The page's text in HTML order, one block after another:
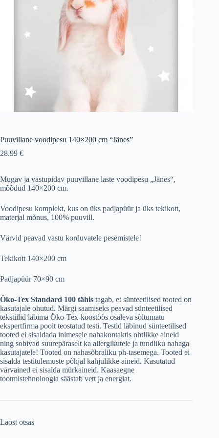
Puuvillane voodipesu 140×200 cm “Jänes”
28.99 €
Mugav ja vastupidav puuvillane laste voodipesu „Jänes“,
mõõdud 140×200 cm.
Voodipesu komplekt, kus on üks padjapüür ja üks tekikott,
materjal mõnus, 100% puuvill.
Värvid peavad vastu korduvatele pesemistele!
Tekikott 140×200 cm
Padjapüür 70×90 cm
Öko-Tex Standard 100 tähis tagab, et sünteetilised tooted on
kasutajale ohutud. Märgi saamiseks peavad sünteetilised
tekstiilid läbima Öko-Tex-koostöös osaleva sõltumatu
ekspertfirma poolt teostatud testi. Testid läbinud sünteetilised
tooted ei sisaldada inimesele nahakontaktis ohtlikke aineid
ning sobivad suurepäraselt ka allergikutele ja tundliku nahaga
kasutajatele! Tooted on nahasõbraliku ph-tasemega. Tooted ei
sisalda testitulemuste põhjal kahjulikke aineid. Kasutatud
värvained ei sisalda mürkaineid. Kaasaegne
tootmistehnoloogia säästab vett ja energiat.
Laost otsas